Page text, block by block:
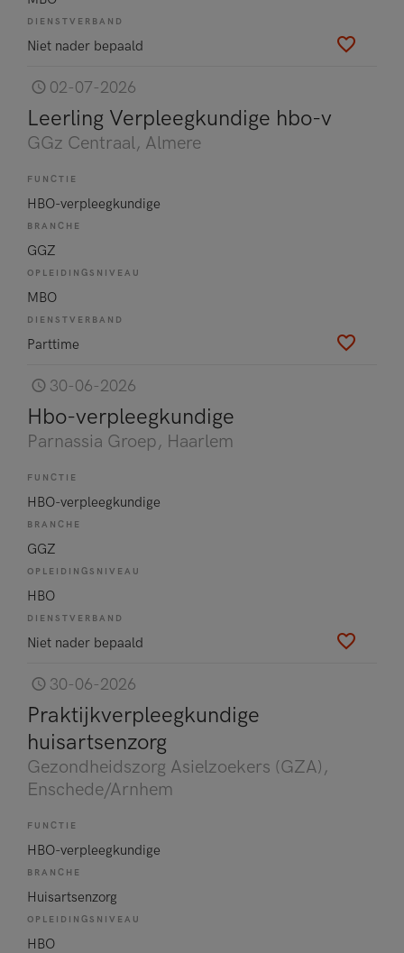
DIENSTVERBAND
Niet nader bepaald
02-07-2026
Leerling Verpleegkundige hbo-v
GGz Centraal, Almere
FUNCTIE
HBO-verpleegkundige
BRANCHE
GGZ
OPLEIDINGSNIVEAU
MBO
DIENSTVERBAND
Parttime
30-06-2026
Hbo-verpleegkundige
Parnassia Groep, Haarlem
FUNCTIE
HBO-verpleegkundige
BRANCHE
GGZ
OPLEIDINGSNIVEAU
HBO
DIENSTVERBAND
Niet nader bepaald
30-06-2026
Praktijkverpleegkundige
huisartsenzorg
Gezondheidszorg Asielzoekers (GZA),
Enschede/Arnhem
FUNCTIE
HBO-verpleegkundige
BRANCHE
Huisartsenzorg
OPLEIDINGSNIVEAU
HBO